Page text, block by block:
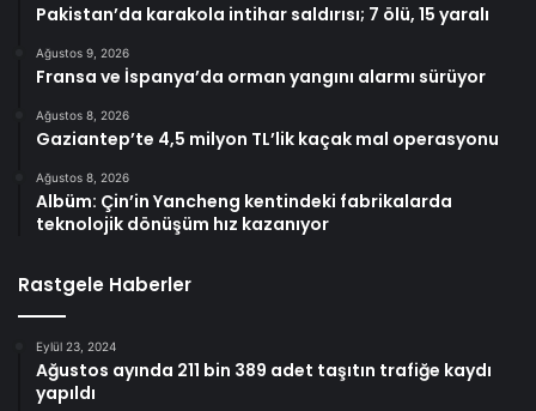
Pakistan’da karakola intihar saldırısı; 7 ölü, 15 yaralı
Ağustos 9, 2026
Fransa ve İspanya’da orman yangını alarmı sürüyor
Ağustos 8, 2026
Gaziantep’te 4,5 milyon TL’lik kaçak mal operasyonu
Ağustos 8, 2026
Albüm: Çin’in Yancheng kentindeki fabrikalarda
teknolojik dönüşüm hız kazanıyor
Rastgele Haberler
Eylül 23, 2024
Ağustos ayında 211 bin 389 adet taşıtın trafiğe kaydı
yapıldı